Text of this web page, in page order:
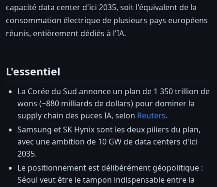
capacité data center d'ici 2035, soit l'équivalent de la
consommation électrique de plusieurs pays européens
réunis, entièrement dédiés à l'IA.
L'essentiel
La Corée du Sud annonce un plan de 1 350 trillion de
wons (~880 milliards de dollars) pour dominer la
supply chain des puces IA, selon Reuters.
Samsung et SK Hynix sont les deux piliers du plan,
avec une ambition de 10 GW de data centers d'ici
2035.
Le positionnement est délibérément géopolitique :
Séoul veut être le tampon indispensable entre la